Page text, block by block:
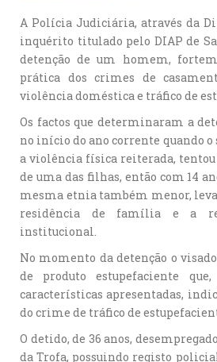
A Polícia Judiciária, através da
inquérito titulado pelo DIAP de
detenção de um homem,
prática dos crimes de
violência doméstica e tráfico de
Os factos que determinaram a
no início do ano corrente quando o
a violência física reiterada, tentou
de uma das filhas, então com 14
mesma etnia também menor,
residência de família e a
institucional.
No momento da detenção o
de produto estupefaciente
características apresentadas,
do crime de tráfico de
O detido, de 36 anos,
da Trofa, possuindo registo